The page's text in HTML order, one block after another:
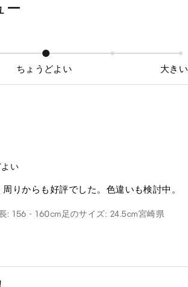
ー
ちょうどよい 大きい
い
りからも好評でした。色違いも検討中。
: 156 - 160cm足のサイズ: 24.5cm宮崎県